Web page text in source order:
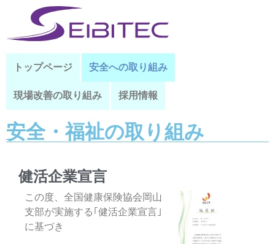
トップページ 安全への取り組み
現場改善の取り組み 採用情報
安全・福祉の取り組み
健活企業宣言
この度、全国健康保険協会岡山
支部が実施する｢健活企業宣言｣
に基づき